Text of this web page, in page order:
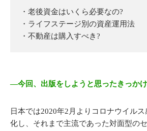
・老後資金はいくら必要なの?
・ライフステージ別の資産運用法
・不動産は購入すべき?
―今回、出版をしようと思ったきっかけ
日本では2020年2月よりコロナウイル
化し、それまで主流であった対面型の